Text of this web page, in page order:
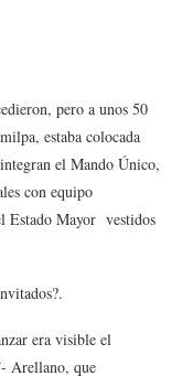
pero a unos 50
estaba colocada
el Mando Único,
con equipo
Estado Mayor vestidos
era visible el
Arellano, que